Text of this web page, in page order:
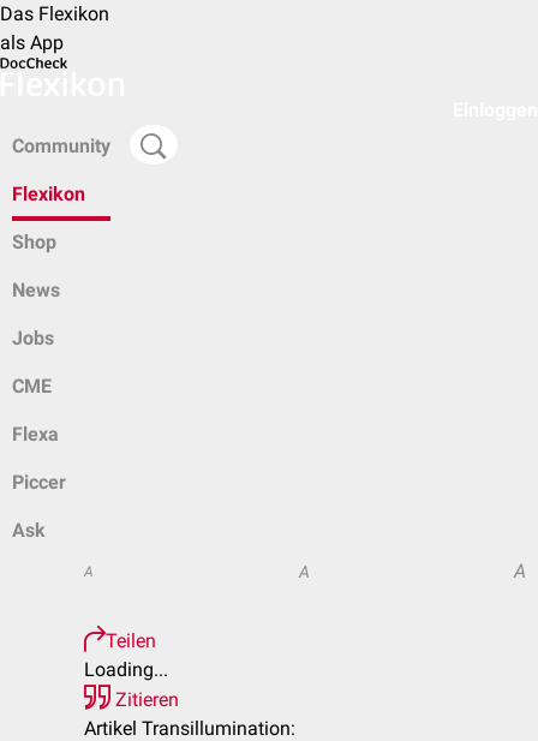
Das Flexikon
als App
Community
Flexikon
Shop
News
Jobs
CME
Flexa
Piccer
Ask
A A A
Teilen
Loading...
Zitieren
Artikel Transillumination: